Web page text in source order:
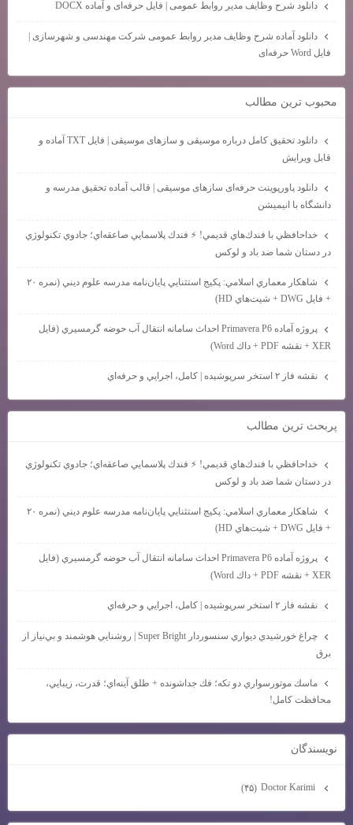
دانلود شرح وظایف مدیر روابط عمومی | فایل حرفه‌ای و آماده DOCX
دانلود آماده شرح وظایف مدیر روابط عمومی شرکت مهندسی و شهرسازی |
فایل Word حرفه‌ای
محبوب ترين مطالب
دانلود تحقیق کامل درباره موسیقی و سازهای موسیقی | فایل TXT آماده و
قابل ویرایش
دانلود پاورپوینت حرفه‌ای سازهای موسیقی | قالب آماده تحقیق مدرسه و
دانشگاه با انیمیشن
خداحافظي با فندك‌هاي قديمي! ⚡ فندك پلاسمايي صاعقه‌اي؛ جادوي تكنولوژي
در دستان شما ضد باد و لوكس
شاهكار معماري اسلامي: پكيج استثنايي پايان‌نامه مدرسه علوم ديني (نمره ۲۰
+ فايل DWG + شيت‌هاي HD)
پروژه آماده Primavera P6 احداث سامانه انتقال آب حوضه گرمسيري (فايل
XER + نقشه PDF + داك Word)
نقشه فاز ۲ استخر سرپوشيده | كامل، اجرايي و حرفه‌اي
پربحث ترين مطالب
خداحافظي با فندك‌هاي قديمي! ⚡ فندك پلاسمايي صاعقه‌اي؛ جادوي تكنولوژي
در دستان شما ضد باد و لوكس
شاهكار معماري اسلامي: پكيج استثنايي پايان‌نامه مدرسه علوم ديني (نمره ۲۰
+ فايل DWG + شيت‌هاي HD)
پروژه آماده Primavera P6 احداث سامانه انتقال آب حوضه گرمسيري (فايل
XER + نقشه PDF + داك Word)
نقشه فاز ۲ استخر سرپوشيده | كامل، اجرايي و حرفه‌اي
چراغ خورشيدي ديواري سنسوردار Super Bright | روشنايي هوشمند و بي‌نياز از
برق
ماسك موتورسواري دو تكه؛ فك جداشونده + طلق آينه‌اي؛ قدرت، زيبايي،
محافظت كامل!
نويسندگان
(۴۵)